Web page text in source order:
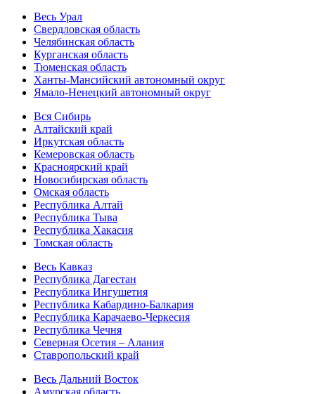
Весь Урал
Свердловская область
Челябинская область
Курганская область
Тюменская область
Ханты-Мансийский автономный округ
Ямало-Ненецкий автономный округ
Вся Сибирь
Алтайский край
Иркутская область
Кемеровская область
Красноярский край
Новосибирская область
Омская область
Республика Алтай
Республика Тыва
Республика Хакасия
Томская область
Весь Кавказ
Республика Дагестан
Республика Ингушетия
Республика Кабардино-Балкария
Республика Карачаево-Черкесия
Республика Чечня
Северная Осетия – Алания
Ставропольский край
Весь Дальний Восток
Амурская область